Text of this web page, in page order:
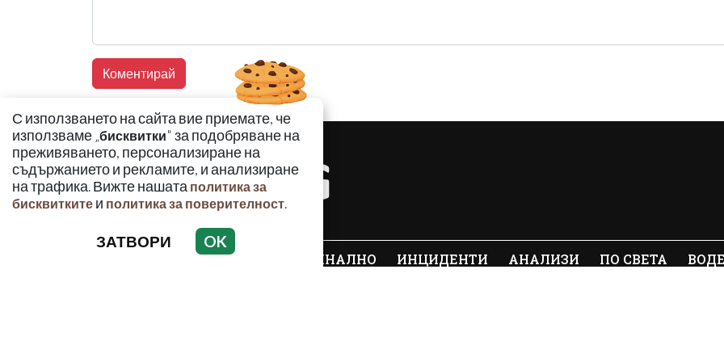
С използването на сайта вие приемате, че
използваме „бисквитки" за подобряване на
преживяването, персонализиране на
съдържанието и рекламите, и анализиране
на трафика. Вижте нашата политика за
бисквитките и политика за поверителност.
ЗАТВОРИ OK
КРИМИНАЛНО ИНЦИДЕНТИ АНАЛИЗИ ПО СВЕТА